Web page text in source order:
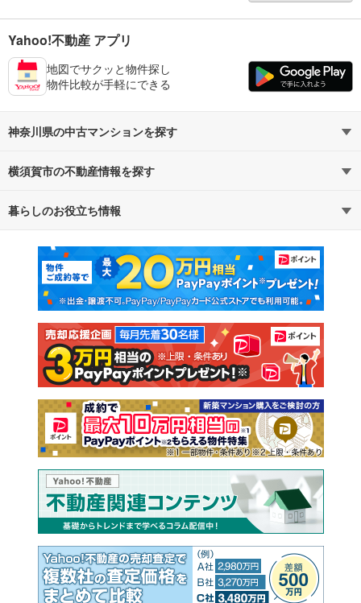
Yahoo!不動産 アプリ
地図でサクッと物件探し
物件比較が手軽にできる
神奈川県の中古マンションを探す
路線・駅から探す
通勤・通学時間から探す
横須賀市の不動産情報を探す
不動産・住宅
新築マンション 中古マンション
新築一戸建て 中古一戸建て
注文住宅 土地
売却査定
暮らしのお役立ち情報
マンションカタログ 教えて！住まいの先生